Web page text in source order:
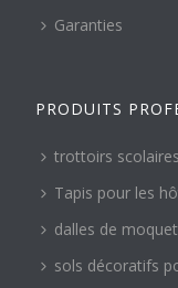
Garanties
PRODUITS
trottoirs scolaires
Tapis pour les
dalles de
sols décoratifs